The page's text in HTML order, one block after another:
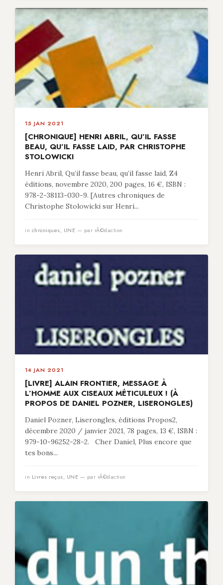
15 JAN 2021
[CHRONIQUE] HENRI ABRIL, QU’IL FASSE
BEAU, QU’IL FASSE LAID, PAR CHRISTOPHE
STOLOWICKI
Henri Abril, Qu’il fasse beau, qu’il fasse laid, Z4
éditions, novembre 2020, 200 pages, 16 €, ISBN :
978-2-38113-030-9. [Autres chroniques de
Christophe Stolowicki sur Henri...
in chroniques, UNE — par rÃ©daction
14 JAN 2021
[LIVRE] ALAIN FRONTIER, MESSAGE À
L’HOMME AUX CISEAUX MÉTICULEUX ! (À
PROPOS DE DANIEL POZNER, LISERONGLES)
Daniel Pozner, Liserongles, éditions Propos2,
décembre 2020 / janvier 2021, 78 pages, 13 €, ISBN :
979-10-96252-28-2. Cher Daniel, Plus encore que
tes bons...
in Livres reçus, UNE — par rÃ©daction